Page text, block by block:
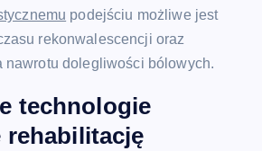
podejściu możliwe jest
rekonwalescencji oraz
nawrotu dolegliwości bólowych.
technologie
rehabilitację